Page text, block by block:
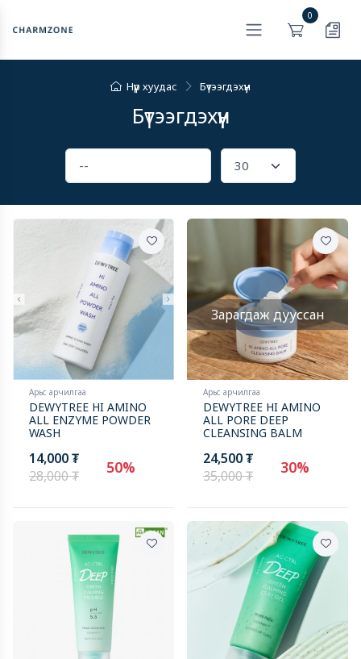
0
Нүүр хуудас Бүтээгдэхүүн
Бүтээгдэхүүн
Арьс арчилгаа
DEWYTREE HI AMINO
ALL ENZYME POWDER
WASH
14,000 ₮
28,000 ₮
50%
Зарагдаж дууссан
Арьс арчилгаа
DEWYTREE HI AMINO
ALL PORE DEEP
CLEANSING BALM
24,500 ₮
35,000 ₮
30%